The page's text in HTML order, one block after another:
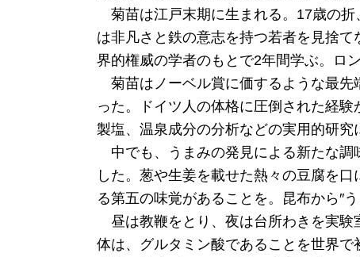
菊苗は江戸末期に生まれる。17歳の折
は非凡さと鉄の意志を持つ若者を見捨
界的権威の学者のもとで2年間学ぶ。ロ
菊苗はノーベル賞に価するような最先
った。ドイツ人の体格に圧倒された経
製塩、温泉成分の分析などの実用的研究
中でも、うまみの発見による新たな調
した。葱や生姜を載せた熱々の豆腐を
る第五の味覚があることを。昆布から″
昼は教鞭をとり、夜は台所わきを実験
体は、グルタミン酸であることを世界